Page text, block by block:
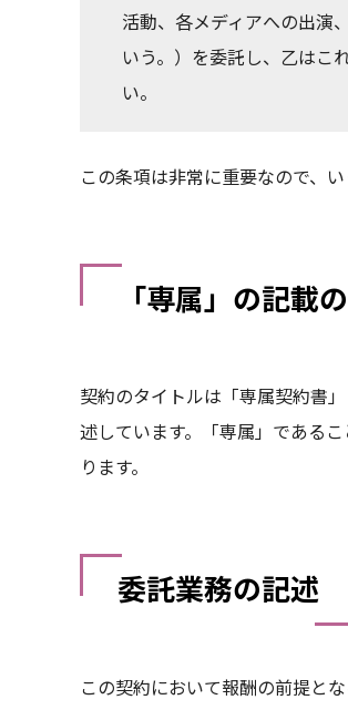
活動、各メディアへの出演
いう。）を委託し、乙はこ
い。
この条項は非常に重要なので、
「専属」の記載
契約のタイトルは「専属契約書
述しています。「専属」である
ります。
委託業務の記述
この契約において報酬の前提と